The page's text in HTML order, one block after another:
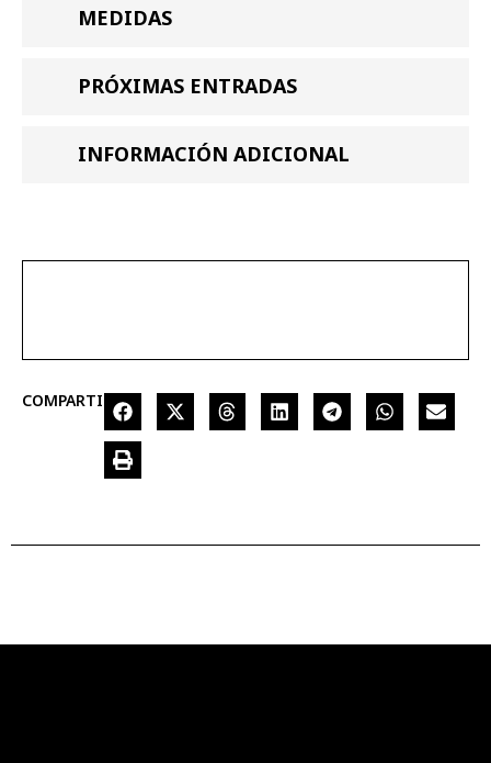
MEDIDAS
PRÓXIMAS ENTRADAS
INFORMACIÓN ADICIONAL
COMPARTIR